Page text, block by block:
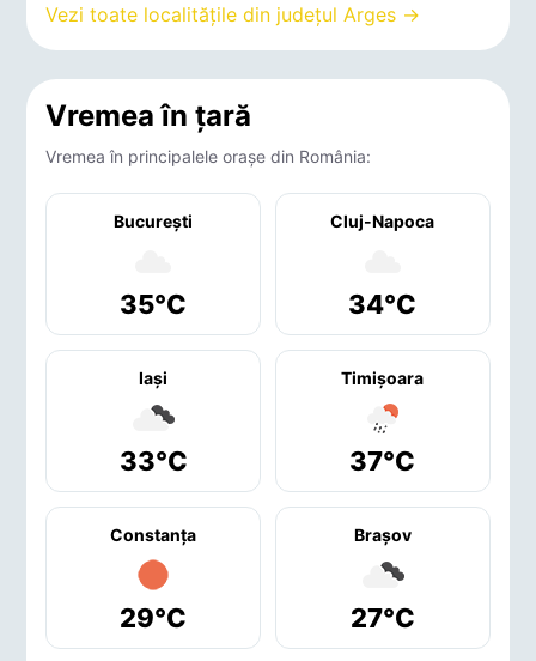
Vezi toate localitățile din județul Arges →
Vremea în țară
Vremea în principalele orașe din România:
București
35°C
Cluj-Napoca
34°C
Iaşi
33°C
Timişoara
37°C
Constanţa
29°C
Braşov
27°C